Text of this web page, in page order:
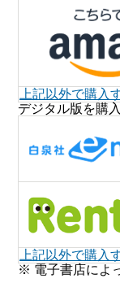
上記以外で購入
デジタル版を購入
上記以外で購入
※ 電子書店によ